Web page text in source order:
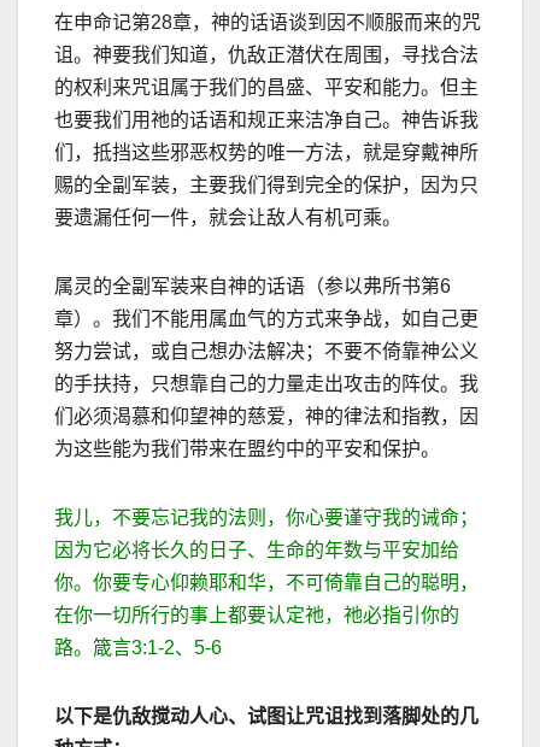
在申命记第28章，神的话语谈到因不顺服而来的咒
诅。神要我们知道，仇敌正潜伏在周围，寻找合法
的权利来咒诅属于我们的昌盛、平安和能力。但主
也要我们用祂的话语和规正来洁净自己。神告诉我
们，抵挡这些邪恶权势的唯一方法，就是穿戴神所
赐的全副军装，主要我们得到完全的保护，因为只
要遗漏任何一件，就会让敌人有机可乘。
属灵的全副军装来自神的话语（参以弗所书第6
章）。我们不能用属血气的方式来争战，如自己更
努力尝试，或自己想办法解决；不要不倚靠神公义
的手扶持，只想靠自己的力量走出攻击的阵仗。我
们必须渴慕和仰望神的慈爱，神的律法和指教，因
为这些能为我们带来在盟约中的平安和保护。
我儿，不要忘记我的法则，你心要谨守我的诫命；
因为它必将长久的日子、生命的年数与平安加给
你。你要专心仰赖耶和华，不可倚靠自己的聪明，
在你一切所行的事上都要认定祂，祂必指引你的
路。箴言3:1-2、 5-6
以下是仇敌搅动人心、试图让咒诅找到落脚处的几